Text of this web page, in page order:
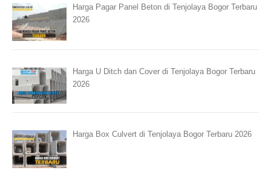
Harga Pagar Panel Beton di Tenjolaya Bogor Terbaru
2026
Harga U Ditch dan Cover di Tenjolaya Bogor Terbaru
2026
Harga Box Culvert di Tenjolaya Bogor Terbaru 2026